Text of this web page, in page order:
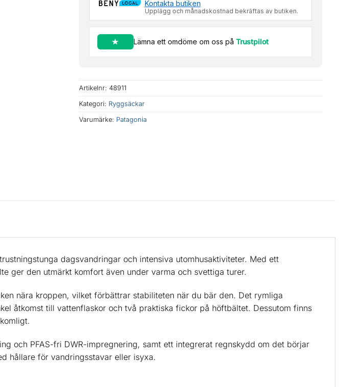
Kontakta butiken
Upplägg och månadskostnad bekräftas av butiken.
Lämna ett omdöme om oss på Trustpilot
Artikelnr: 48911
Kategori: Ryggsäckar
Varumärke: Patagonia
dagsvandringar och intensiva utomhusaktiviteter. Med ett
ger den utmärkt komfort även under varma och svettiga turer.
nära kroppen, vilket förbättrar stabiliteten när du bär den. Det rymliga
åtkomst till vattenflaskor och två praktiska fickor på höftbältet. Dessutom finns
och PFAS-fri DWR-impregnering, samt ett integrerat regnskydd om det börjar
hållare för vandringsstavar eller isyxa.